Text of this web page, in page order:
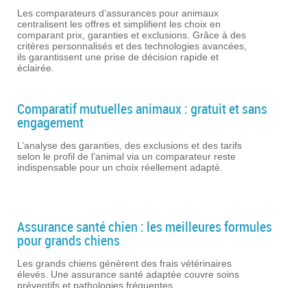
Les comparateurs d’assurances pour animaux
centralisent les offres et simplifient les choix en
comparant prix, garanties et exclusions. Grâce à des
critères personnalisés et des technologies avancées,
ils garantissent une prise de décision rapide et
éclairée.
Comparatif mutuelles animaux : gratuit et sans
engagement
L’analyse des garanties, des exclusions et des tarifs
selon le profil de l’animal via un comparateur reste
indispensable pour un choix réellement adapté.
Assurance santé chien : les meilleures formules
pour grands chiens
Les grands chiens génèrent des frais vétérinaires
élevés. Une assurance santé adaptée couvre soins
préventifs et pathologies fréquentes.